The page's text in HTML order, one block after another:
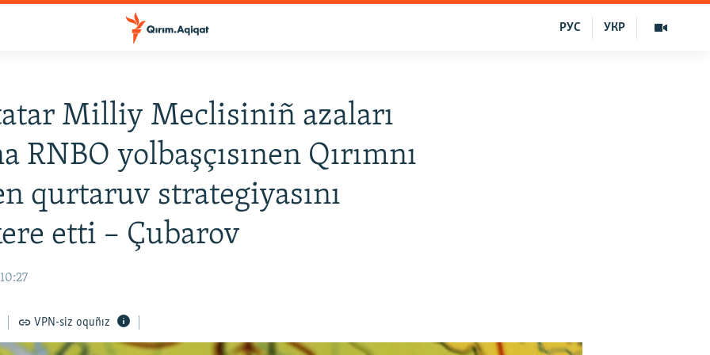
УКР
РУС
Milliy Meclisiniñ azaları
RNBO yolbaşçısınen Qırımnı
qurtaruv strategiyasını
etti – Çubarov
VPN-siz oquñız